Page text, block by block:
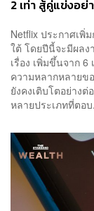
2 เท่า สู้คู่แข่งอย่
Netflix ประกาศเพิ่
ใต้ โดยปีนี้จะมีผลง
เรื่อง เพิ่มขึ้นจาก 6
ความหลากหลายข
ยังคงเติบโตอย่าง
หลายประเภทที่ตอบ